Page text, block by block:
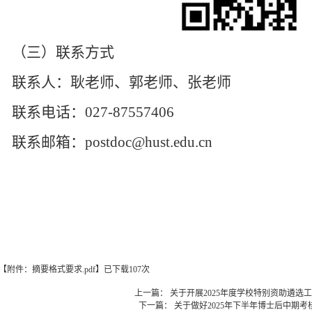
（三）联系方式
联系人：耿老师、郭老师、张老师
联系电话： 027-87557406
联系邮箱： postdoc@hust.edu.cn
附件：摘要格式要求.pdf】已下载107次
上一篇： 关于开展2025年度学校特别资助遴选
下一篇： 关于做好2025年下半年博士后中期考